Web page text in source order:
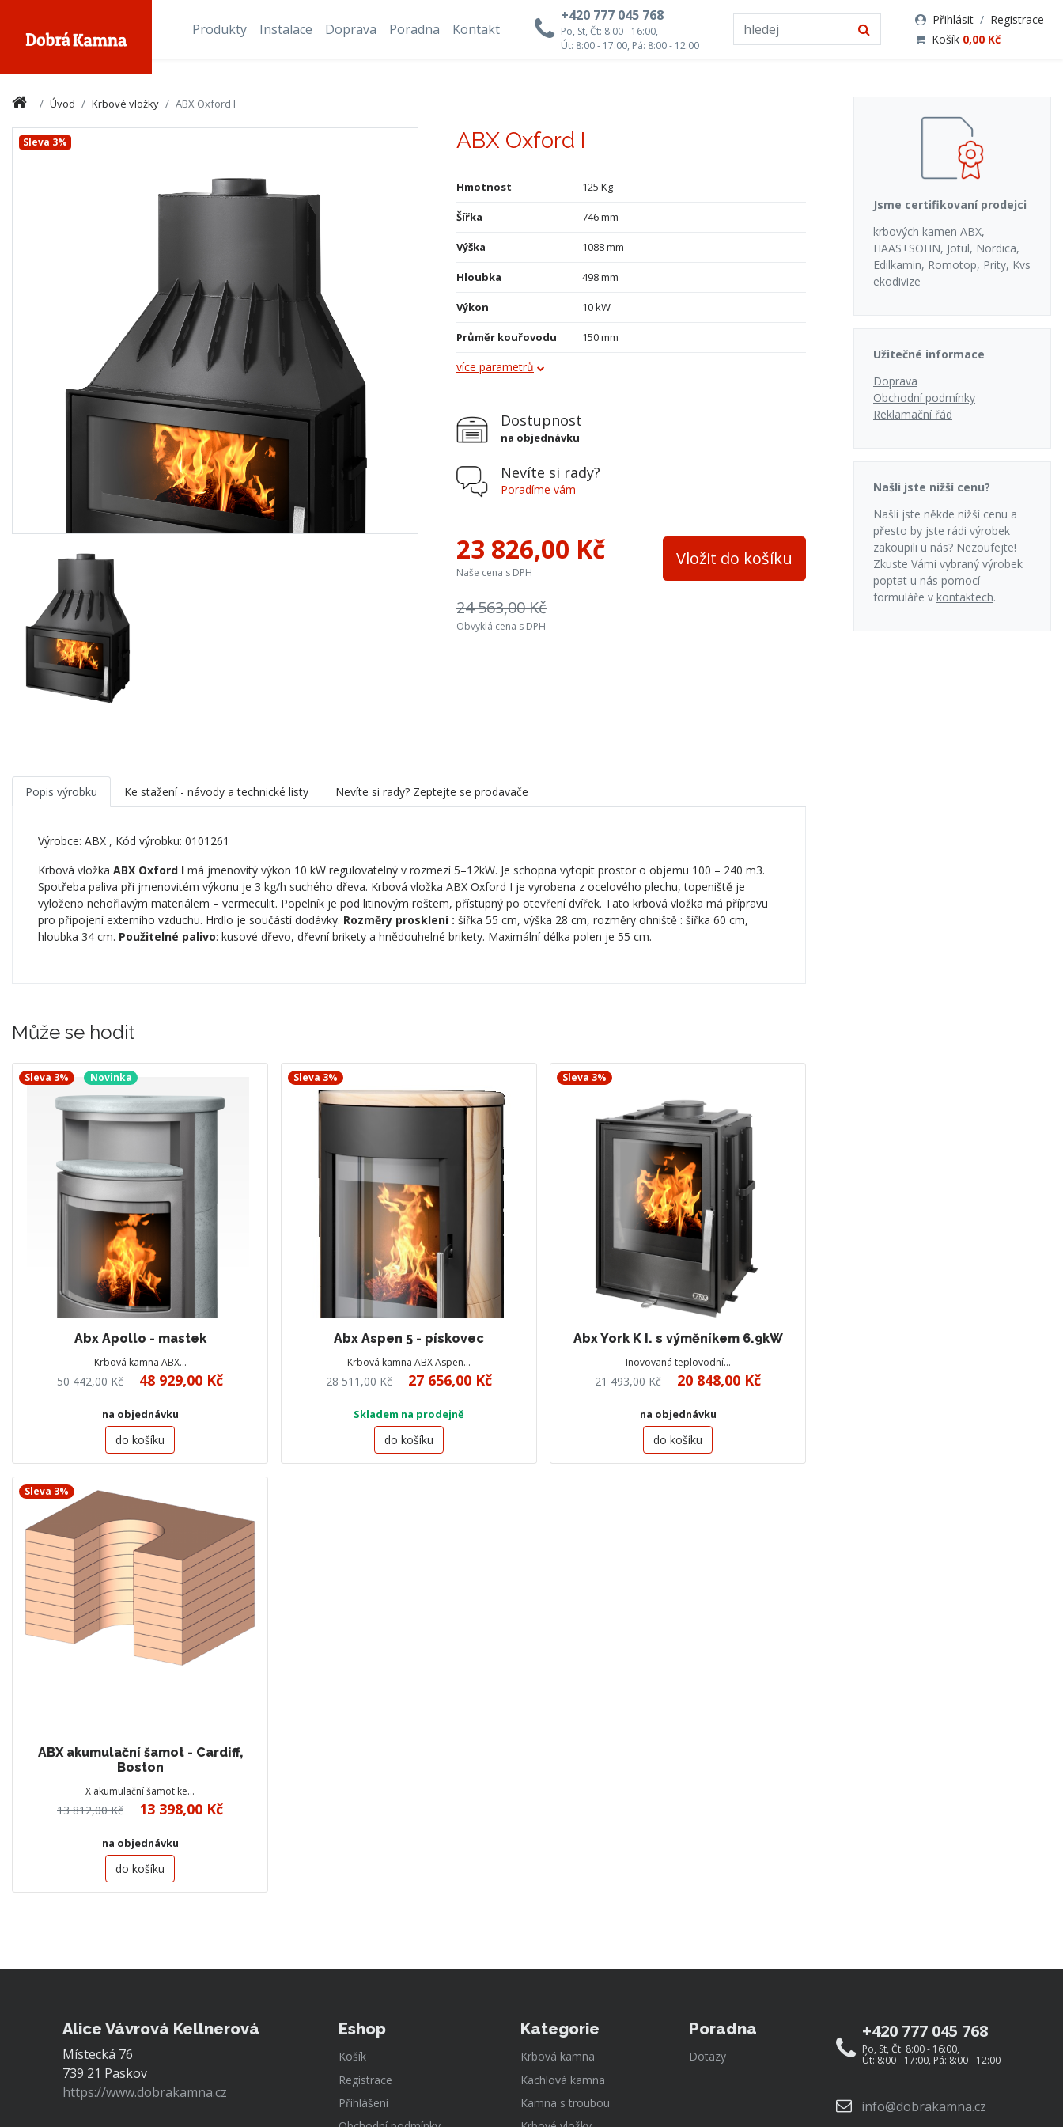
+420 777 045 768
Po, St, Čt: 8:00 - 16:00,
Út: 8:00 - 17:00, Pá: 8:00 - 12:00
Přihlásit / Registrace
Košík 0,00 Kč
Produkty Instalace Doprava Poradna Kontakt
Úvod Krbové vložky ABX Oxford I
Sleva 3% ABX Oxford I
Hmotnost 125 Kg
Šířka 746 mm
Výška 1088 mm
Hloubka 498 mm
Výkon 10 kW
Průměr kouřovodu 150 mm
Vývod kouřovodu
Palivo
Materiál
Přívod ext. vzduchu ano
více parametrů
Dostupnost
na objednávku
Nevíte si rady?
Poradíme vám
23 826,00 Kč
Naše cena s DPH
Vložit do košíku
24 563,00 Kč
Obvyklá cena s DPH
Popis výrobku Ke stažení - návody a technické listy Nevíte si rady? Zeptejte se prodavače
Výrobce: ABX , Kód výrobku: 0101261
Krbová vložka ABX Oxford I má jmenovitý výkon 10 kW regulovatelný v rozmezí 5–12kW. Je schopna vytopit prostor o objemu 100 – 240 m3.
Spotřeba paliva při jmenovitém výkonu je 3 kg/h suchého dřeva. Krbová vložka ABX Oxford I je vyrobena z ocelového plechu, topeniště je
vyloženo nehořlavým materiálem – vermeculit. Popelník je pod litinovým roštem, přístupný po otevření dvířek. Tato krbová vložka má přípravu
pro připojení externího vzduchu. Hrdlo je součástí dodávky. Rozměry prosklení : šířka 55 cm, výška 28 cm, rozměry ohniště : šířka 60 cm,
hloubka 34 cm. Použitelné palivo: kusové dřevo, dřevní brikety a hnědouhelné brikety. Maximální délka polen je 55 cm.
Může se hodit
Sleva 3% Novinka
Abx Apollo - mastek
Krbová kamna ABX…
50 442,00 Kč 48 929,00 Kč
na objednávku
do košíku
Sleva 3%
Abx Aspen 5 - pískovec
Krbová kamna ABX Aspen…
28 511,00 Kč 27 656,00 Kč
Skladem na prodejně
do košíku
Sleva 3%
Abx York K I. s výměníkem 6.9kW
Inovovaná teplovodní…
21 493,00 Kč 20 848,00 Kč
na objednávku
do košíku
Sleva 3%
ABX akumulační šamot - Cardiff,
Boston
X akumulační šamot ke…
13 812,00 Kč 13 398,00 Kč
na objednávku
do košíku
Jsme certifikovaní prodejci
krbových kamen ABX,
HAAS+SOHN, Jotul, Nordica,
Edilkamin, Romotop, Prity, Kvs
ekodivize
Užitečné informace
Doprava
Obchodní podmínky
Reklamační řád
Našli jste nižší cenu?
Našli jste někde nižší cenu a
přesto by jste rádi výrobek
zakoupili u nás? Nezoufejte!
Zkuste Vámi vybraný výrobek
poptat u nás pomocí
formuláře v kontaktech.
Alice Vávrová Kellnerová
Místecká 76
739 21 Paskov
https://www.dobrakamna.cz
Eshop
Košík
Registrace
Přihlášení
Kategorie
Krbová kamna
Kachlová kamna
Kamna s troubou
Poradna
Dotazy
+420 777 045 768
Po, St, Čt: 8:00 - 16:00,
Út: 8:00 - 17:00, Pá: 8:00 - 12:00
info@dobrakamna.cz